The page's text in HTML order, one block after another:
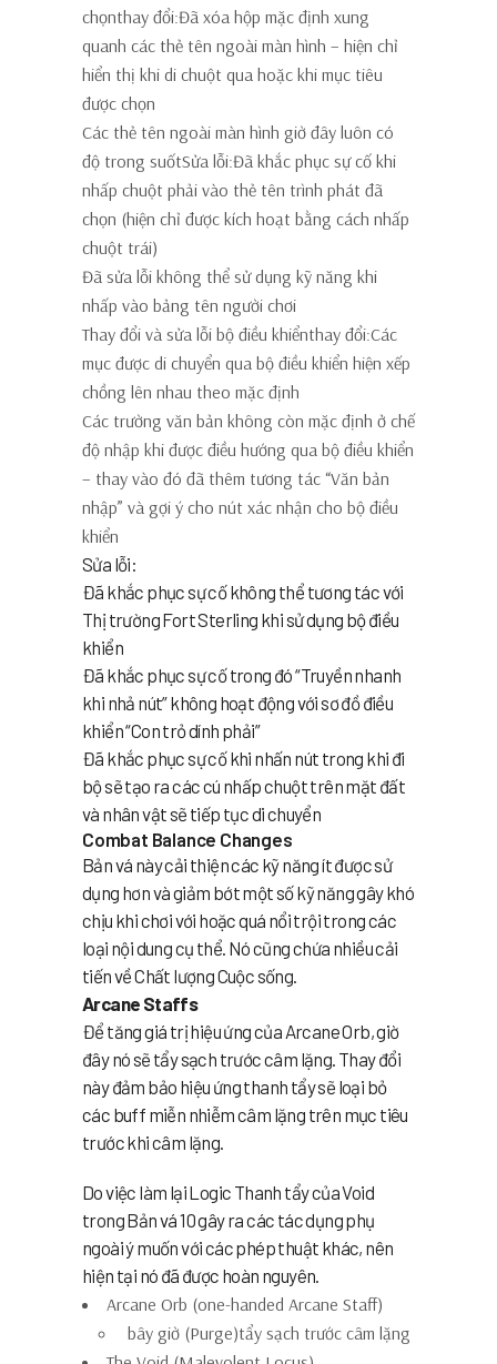
chọnthay đổi:Đã xóa hộp mặc định xung
quanh các thẻ tên ngoài màn hình – hiện chỉ
hiển thị khi di chuột qua hoặc khi mục tiêu
được chọn
Các thẻ tên ngoài màn hình giờ đây luôn có
độ trong suốtSửa lỗi:Đã khắc phục sự cố khi
nhấp chuột phải vào thẻ tên trình phát đã
chọn (hiện chỉ được kích hoạt bằng cách nhấp
chuột trái)
Đã sửa lỗi không thể sử dụng kỹ năng khi
nhấp vào bảng tên người chơi
Thay đổi và sửa lỗi bộ điều khiểnthay đổi:Các
mục được di chuyển qua bộ điều khiển hiện xếp
chồng lên nhau theo mặc định
Các trường văn bản không còn mặc định ở chế
độ nhập khi được điều hướng qua bộ điều khiển
– thay vào đó đã thêm tương tác “Văn bản
nhập” và gợi ý cho nút xác nhận cho bộ điều
khiển
Sửa lỗi:
Đã khắc phục sự cố không thể tương tác với
Thị trường Fort Sterling khi sử dụng bộ điều
khiển
Đã khắc phục sự cố trong đó “Truyền nhanh
khi nhả nút” không hoạt động với sơ đồ điều
khiển “Con trỏ dính phải”
Đã khắc phục sự cố khi nhấn nút trong khi đi
bộ sẽ tạo ra các cú nhấp chuột trên mặt đất
và nhân vật sẽ tiếp tục di chuyển
Combat Balance Changes
Bản vá này cải thiện các kỹ năng ít được sử
dụng hơn và giảm bớt một số kỹ năng gây khó
chịu khi chơi với hoặc quá nổi trội trong các
loại nội dung cụ thể. Nó cũng chứa nhiều cải
tiến về Chất lượng Cuộc sống.
Arcane Staffs
Để tăng giá trị hiệu ứng của Arcane Orb, giờ
đây nó sẽ tẩy sạch trước câm lặng. Thay đổi
này đảm bảo hiệu ứng thanh tẩy sẽ loại bỏ
các buff miễn nhiễm câm lặng trên mục tiêu
trước khi câm lặng.
Do việc làm lại Logic Thanh tẩy của Void
trong Bản vá 10 gây ra các tác dụng phụ
ngoài ý muốn với các phép thuật khác, nên
hiện tại nó đã được hoàn nguyên.
Arcane Orb (one-handed Arcane Staff)
bây giờ (Purge)tẩy sạch trước câm lặng